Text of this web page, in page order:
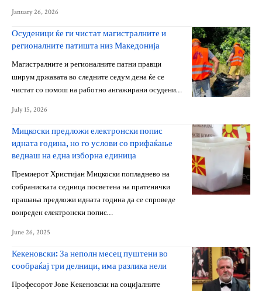
January 26, 2026
Осуденици ќе ги чистат магистралните и
регионалните патишта низ Македонија
Магистралните и регионалните патни правци
ширум државата во следните седум дена ќе се
чистат со помош на работно ангажирани осудени…
July 15, 2026
Мицкоски предложи електронски попис
идната година, но го услови со прифаќање
веднаш на една изборна единица
Премиерот Христијан Мицкоски попладнево на
собраниската седница посветена на пратенички
прашања предложи идната година да се спроведе
вонреден електронски попис…
June 26, 2025
Кекеновски: За неполн месец пуштени во
сообраќај три делници, има разлика нели
Професорот Јове Кекеновски на социјалните